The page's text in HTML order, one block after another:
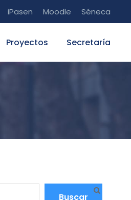
iPasen Moodle Séneca
Proyectos Secretaría
Buscar